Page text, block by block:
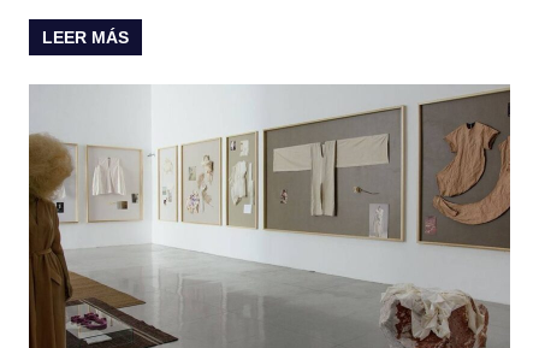
LEER MÁS